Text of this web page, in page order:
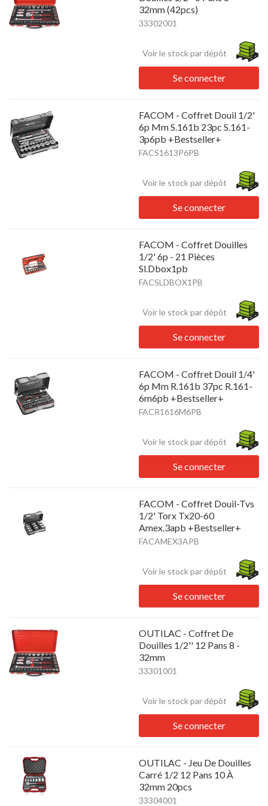
32mm (42pcs)
33302001
Voir le stock par dépôt
Se connecter
FACOM - Coffret Douil 1/2'
6p Mm S.161b 23pc S.161-
3p6pb +Bestseller+
FACS1613P6PB
Voir le stock par dépôt
Se connecter
FACOM - Coffret Douilles
1/2' 6p - 21 Pièces
Sl.Dbox1pb
FACSLDBOX1PB
Voir le stock par dépôt
Se connecter
FACOM - Coffret Douil 1/4'
6p Mm R.161b 37pc R.161-
6m6pb +Bestseller+
FACR1616M6PB
Voir le stock par dépôt
Se connecter
FACOM - Coffret Douil-Tvs
1/2' Torx Tx20-60
Amex.3apb +Bestseller+
FACAMEX3APB
Voir le stock par dépôt
Se connecter
OUTILAC - Coffret De
Douilles 1/2'' 12 Pans 8 -
32mm
33301001
Voir le stock par dépôt
Se connecter
OUTILAC - Jeu De Douilles
Carré 1/2 12 Pans 10 À
32mm 20pcs
33304001